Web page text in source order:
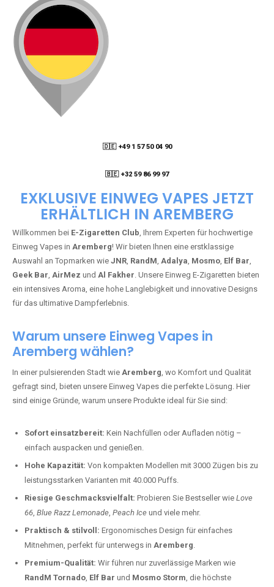
🇩🇪 +49 1 57 50 04 90
🇧🇪 +32 59 86 99 97
EXKLUSIVE EINWEG VAPES JETZT
ERHÄLTLICH IN AREMBERG
Willkommen bei E-Zigaretten Club, Ihrem Experten für hochwertige
Einweg Vapes in Aremberg! Wir bieten Ihnen eine erstklassige
Auswahl an Topmarken wie JNR, RandM, Adalya, Mosmo, Elf Bar,
Geek Bar, AirMez und Al Fakher. Unsere Einweg E-Zigaretten bieten
ein intensives Aroma, eine hohe Langlebigkeit und innovative Designs
für das ultimative Dampferlebnis.
Warum unsere Einweg Vapes in
Aremberg wählen?
In einer pulsierenden Stadt wie Aremberg, wo Komfort und Qualität
gefragt sind, bieten unsere Einweg Vapes die perfekte Lösung. Hier
sind einige Gründe, warum unsere Produkte ideal für Sie sind:
Sofort einsatzbereit: Kein Nachfüllen oder Aufladen nötig –
einfach auspacken und genießen.
Hohe Kapazität: Von kompakten Modellen mit 3000 Zügen bis zu
leistungsstarken Varianten mit 40.000 Puffs.
Riesige Geschmacksvielfalt: Probieren Sie Bestseller wie Love
66, Blue Razz Lemonade, Peach Ice und viele mehr.
Praktisch & stilvoll: Ergonomisches Design für einfaches
Mitnehmen, perfekt für unterwegs in Aremberg.
Premium-Qualität: Wir führen nur zuverlässige Marken wie
RandM Tornado, Elf Bar und Mosmo Storm, die höchste